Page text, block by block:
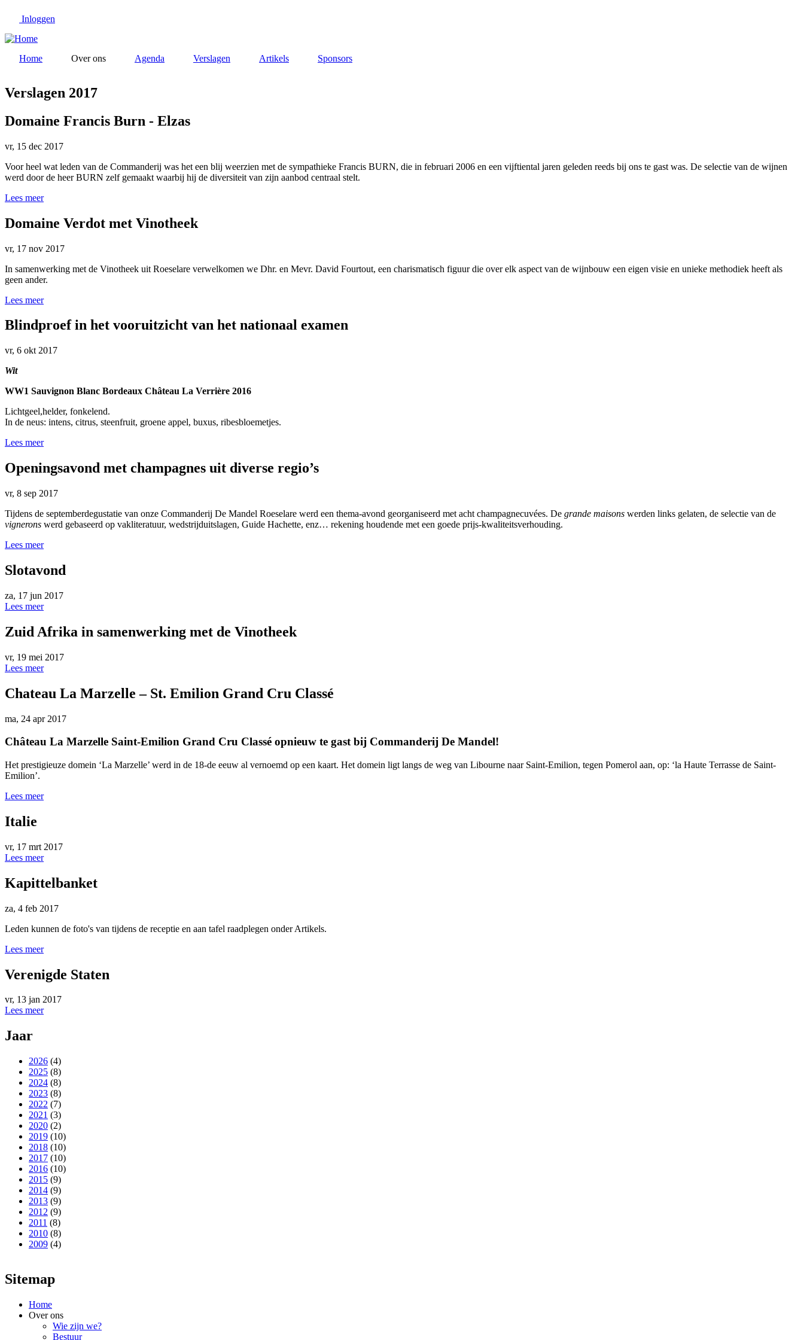
naar
de
inhoud
gaan
Inloggen
Home Over ons Agenda Verslagen Artikels Sponsors
Verslagen 2017
Domaine Francis Burn - Elzas
vr, 15 dec 2017
Voor heel wat leden van de Commanderij was het een blij weerzien met de sympathieke Francis BURN, die in februari 2006 en een vijftiental jaren geleden reeds bij ons te gast was. De selectie van de wijnen
werd door de heer BURN zelf gemaakt waarbij hij de diversiteit van zijn aanbod centraal stelt.
Lees meer
Domaine Verdot met Vinotheek
vr, 17 nov 2017
In samenwerking met de Vinotheek uit Roeselare verwelkomen we Dhr. en Mevr. David Fourtout, een charismatisch figuur die over elk aspect van de wijnbouw een eigen visie en unieke methodiek heeft als
geen ander.
Lees meer
Blindproef in het vooruitzicht van het nationaal examen
vr, 6 okt 2017
Wit
WW1 Sauvignon Blanc Bordeaux Château La Verrière 2016
Lichtgeel,helder, fonkelend.
In de neus: intens, citrus, steenfruit, groene appel, buxus, ribesbloemetjes.
Lees meer
Openingsavond met champagnes uit diverse regio’s
vr, 8 sep 2017
Tijdens de septemberdegustatie van onze Commanderij De Mandel Roeselare werd een thema-avond georganiseerd met acht champagnecuvées. De grande maisons werden links gelaten, de selectie van de
vignerons werd gebaseerd op vakliteratuur, wedstrijduitslagen, Guide Hachette, enz… rekening houdende met een goede prijs-kwaliteitsverhouding.
Lees meer
Slotavond
za, 17 jun 2017
Lees meer
Zuid Afrika in samenwerking met de Vinotheek
vr, 19 mei 2017
Lees meer
Chateau La Marzelle – St. Emilion Grand Cru Classé
ma, 24 apr 2017
Château La Marzelle Saint-Emilion Grand Cru Classé opnieuw te gast bij Commanderij De Mandel!
Het prestigieuze domein ‘La Marzelle’ werd in de 18-de eeuw al vernoemd op een kaart. Het domein ligt langs de weg van Libourne naar Saint-Emilion, tegen Pomerol aan, op: ‘la Haute Terrasse de Saint-
Emilion’.
Lees meer
Italie
vr, 17 mrt 2017
Lees meer
Kapittelbanket
za, 4 feb 2017
Leden kunnen de foto's van tijdens de receptie en aan tafel raadplegen onder Artikels.
Lees meer
Verenigde Staten
vr, 13 jan 2017
Lees meer
Jaar
2026 (4)
2025 (8)
2024 (8)
2023 (8)
2022 (7)
2021 (3)
2020 (2)
2019 (10)
2018 (10)
2017 (10)
2016 (10)
2015 (9)
2014 (9)
2013 (9)
2012 (9)
2011 (8)
2010 (8)
2009 (4)
Sitemap
Home
Over ons
Wie zijn we?
Bestuur